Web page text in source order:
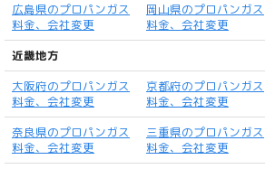
広島県のプロパンガス
料金、会社変更
岡山県のプロパンガス
料金、会社変更
近畿地方
大阪府のプロパンガス
料金、会社変更
京都府のプロパンガス
料金、会社変更
奈良県のプロパンガス
料金、会社変更
三重県のプロパンガス
料金、会社変更